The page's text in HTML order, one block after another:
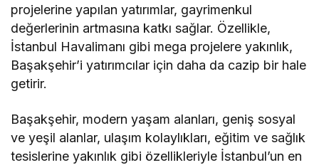
projelerine yapılan yatırımlar, gayrimenkul
değerlerinin artmasına katkı sağlar. Özellikle,
İstanbul Havalimanı gibi mega projelere yakınlık,
Başakşehir’i yatırımcılar için daha da cazip bir hale
getirir.
Başakşehir, modern yaşam alanları, geniş sosyal
ve yeşil alanlar, ulaşım kolaylıkları, eğitim ve sağlık
tesislerine yakınlık gibi özellikleriyle İstanbul’un en